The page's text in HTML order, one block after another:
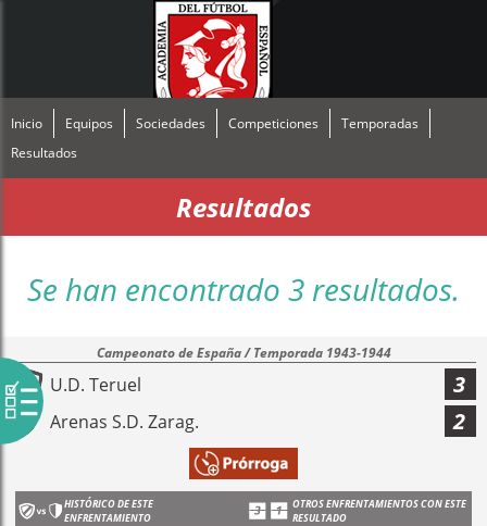
Inicio Equipos Sociedades Competiciones
Temporadas
Resultados
Resultados
Se han encontrado 3 resultados.
Campeonato de España / Temporada 1943-1944
U.D. Teruel 3
Arenas S.D. Zarag. 2
HISTÓRICO DE ESTE
ENFRENTAMIENTO
OTROS ENFRENTAMIENTOS CON ESTE
RESULTADO